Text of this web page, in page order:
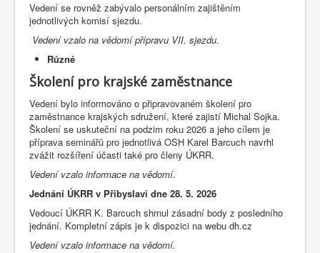
Vedení se rovněž zabývalo personálním zajištěním
jednotlivých komisí sjezdu.
Vedení vzalo na vědomí přípravu VII. sjezdu.
Různé
Školení pro krajské zaměstnance
Vedení bylo informováno o připravovaném školení pro
zaměstnance krajských sdružení, které zajistí Michal Sojka.
Školení se uskuteční na podzim roku 2026 a jeho cílem je
příprava seminářů pro jednotlivá OSH Karel Barcuch navrhl
zvážit rozšíření účasti také pro členy ÚKRR.
Vedení vzalo informace na vědomí.
Jednání ÚKRR v Přibyslavi dne 28. 5. 2026
Vedoucí ÚKRR K. Barcuch shrnul zásadní body z posledního
jednání. Kompletní zápis je k dispozici na webu dh.cz
Vedení vzalo informace na vědomí.